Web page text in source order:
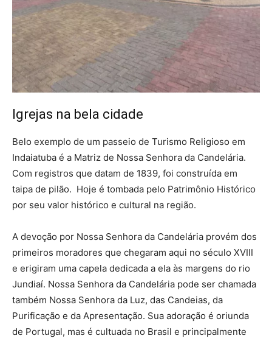
Igrejas na bela cidade
Belo exemplo de um passeio de Turismo Religioso em
Indaiatuba é a Matriz de Nossa Senhora da Candelária.
Com registros que datam de 1839, foi construída em
taipa de pilão. Hoje é tombada pelo Patrimônio Histórico
por seu valor histórico e cultural na região.
A devoção por Nossa Senhora da Candelária provém dos
primeiros moradores que chegaram aqui no século XVIII
e erigiram uma capela dedicada a ela às margens do rio
Jundiaí. Nossa Senhora da Candelária pode ser chamada
também Nossa Senhora da Luz, das Candeias, da
Purificação e da Apresentação. Sua adoração é oriunda
de Portugal, mas é cultuada no Brasil e principalmente